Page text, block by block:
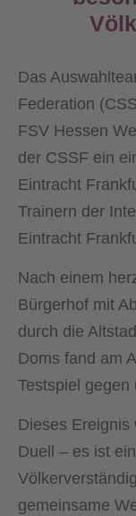
Das
Federation
FSV Hessen
der CSSF ein
Eintracht
Trainern der
Eintracht
Nach einem
Bürgerhof mit
durch die
Doms fand am
Testspiel gegen
Dieses Ereignis
Duell – es ist
gemeinsame